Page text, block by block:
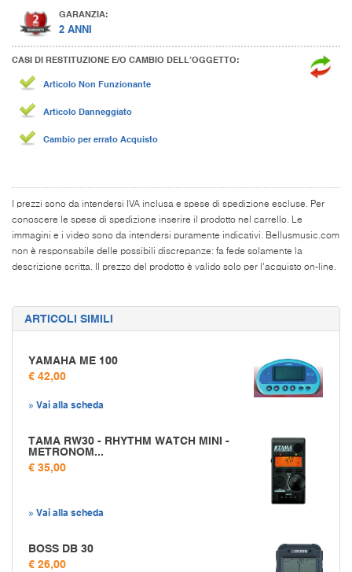
GARANZIA:
2 ANNI
CASI DI RESTITUZIONE E/O CAMBIO DELL’OGGETTO:
Articolo Non Funzionante
Articolo Danneggiato
Cambio per errato Acquisto
I prezzi sono da intendersi IVA inclusa e spese di spedizione escluse. Per
conoscere le spese di spedizione inserire il prodotto nel carrello. Le
immagini e i video sono da intendersi puramente indicativi. Bellusmusic.com
non è responsabile delle possibili discrepanze: fa fede solamente la
descrizione scritta. Il prezzo del prodotto è valido solo per l'acquisto on-line.
ARTICOLI SIMILI
YAMAHA ME 100
€ 42,00
» Vai alla scheda
TAMA RW30 - RHYTHM WATCH MINI -
METRONOM...
€ 35,00
» Vai alla scheda
BOSS DB 30
€ 26,00